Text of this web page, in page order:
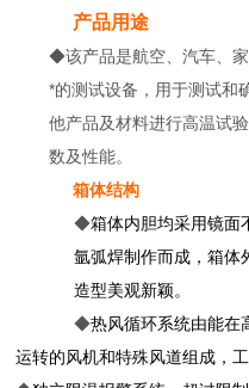
产品用途
◆该产品是航空、汽车、
*的测试设备，用于测试和
他产品及材料进行高温试
数及性能。
箱体结构
◆箱体内胆均采用镜面
氩弧焊制作而成，箱体
造型美观新颖。
◆热风循环系统由能在
运转的风机和特殊风道组成，